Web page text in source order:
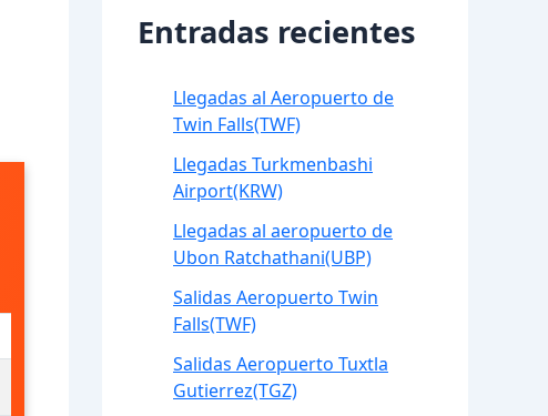
Entradas recientes
Llegadas al Aeropuerto de
Twin Falls(TWF)
Llegadas Turkmenbashi
Airport(KRW)
Llegadas al aeropuerto de
Ubon Ratchathani(UBP)
Salidas Aeropuerto Twin
Falls(TWF)
Salidas Aeropuerto Tuxtla
Gutierrez(TGZ)